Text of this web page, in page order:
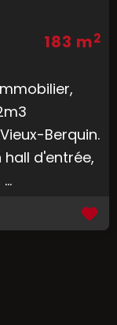
183 m2
Berquin.
d'entrée,